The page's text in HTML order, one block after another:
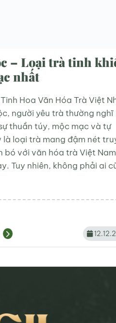
trà tinh khiết
Văn Hóa Trà Việt Nhắc
yêu trà thường nghĩ
túy, mộc mạc và tự
mang đậm nét truyền
hóa trà Việt Nam từ
không phải ai cũng
12.12.2024